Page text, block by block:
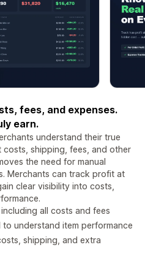
fees, and expenses.
earn.
understand their true
shipping, fees, and other
the need for manual
Merchants can track profit at
clear visibility into costs,
all costs and fees
understand item performance
shipping, and extra